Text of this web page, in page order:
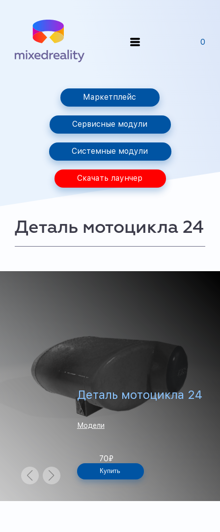
0
Маркетплейс
Сервисные модули
Системные модули
Скачать лаунчер
Деталь мотоцикла 24
Деталь мотоцикла 24
Модели
70₽
Купить